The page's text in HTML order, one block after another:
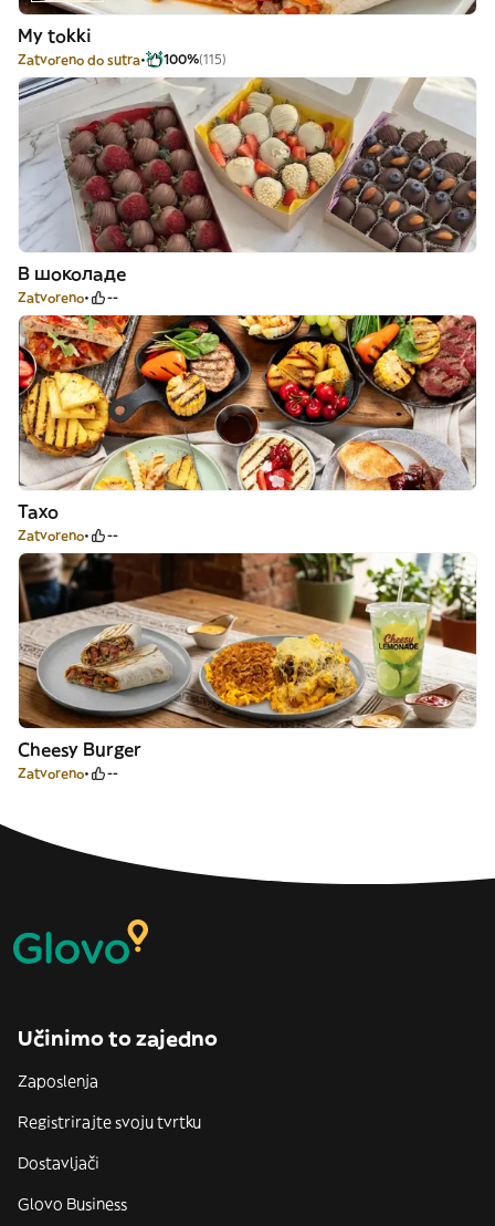
My tokki
Zatvoreno do sutra 100%(115)
В шоколаде
Zatvoreno --
Тахо
Zatvoreno --
Cheesy Burger
Zatvoreno --
Učinimo to zajedno
Zaposlenja
Registrirajte svoju tvrtku
Dostavljači
Glovo Business